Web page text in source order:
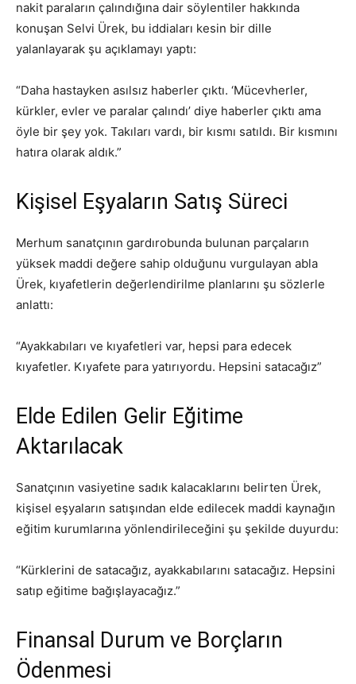
nakit paraların çalındığına dair söylentiler hakkında
konuşan Selvi Ürek, bu iddiaları kesin bir dille
yalanlayarak şu açıklamayı yaptı:
“Daha hastayken asılsız haberler çıktı. ‘Mücevherler,
kürkler, evler ve paralar çalındı’ diye haberler çıktı ama
öyle bir şey yok. Takıları vardı, bir kısmı satıldı. Bir kısmını
hatıra olarak aldık.”
Kişisel Eşyaların Satış Süreci
Merhum sanatçının gardırobunda bulunan parçaların
yüksek maddi değere sahip olduğunu vurgulayan abla
Ürek, kıyafetlerin değerlendirilme planlarını şu sözlerle
anlattı:
“Ayakkabıları ve kıyafetleri var, hepsi para edecek
kıyafetler. Kıyafete para yatırıyordu. Hepsini satacağız”
Elde Edilen Gelir Eğitime
Aktarılacak
Sanatçının vasiyetine sadık kalacaklarını belirten Ürek,
kişisel eşyaların satışından elde edilecek maddi kaynağın
eğitim kurumlarına yönlendirileceğini şu şekilde duyurdu:
“Kürklerini de satacağız, ayakkabılarını satacağız. Hepsini
satıp eğitime bağışlayacağız.”
Finansal Durum ve Borçların
Ödenmesi